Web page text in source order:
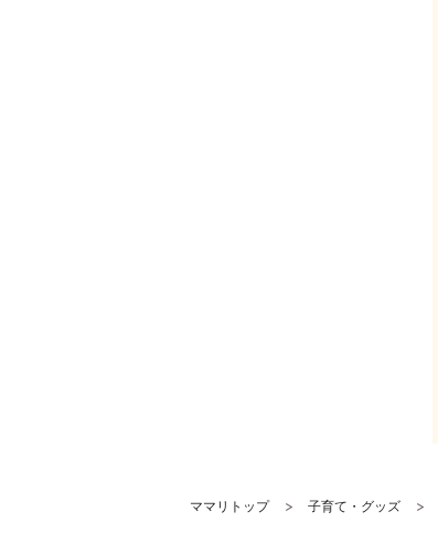
ママリトップ 子育て・グッズ